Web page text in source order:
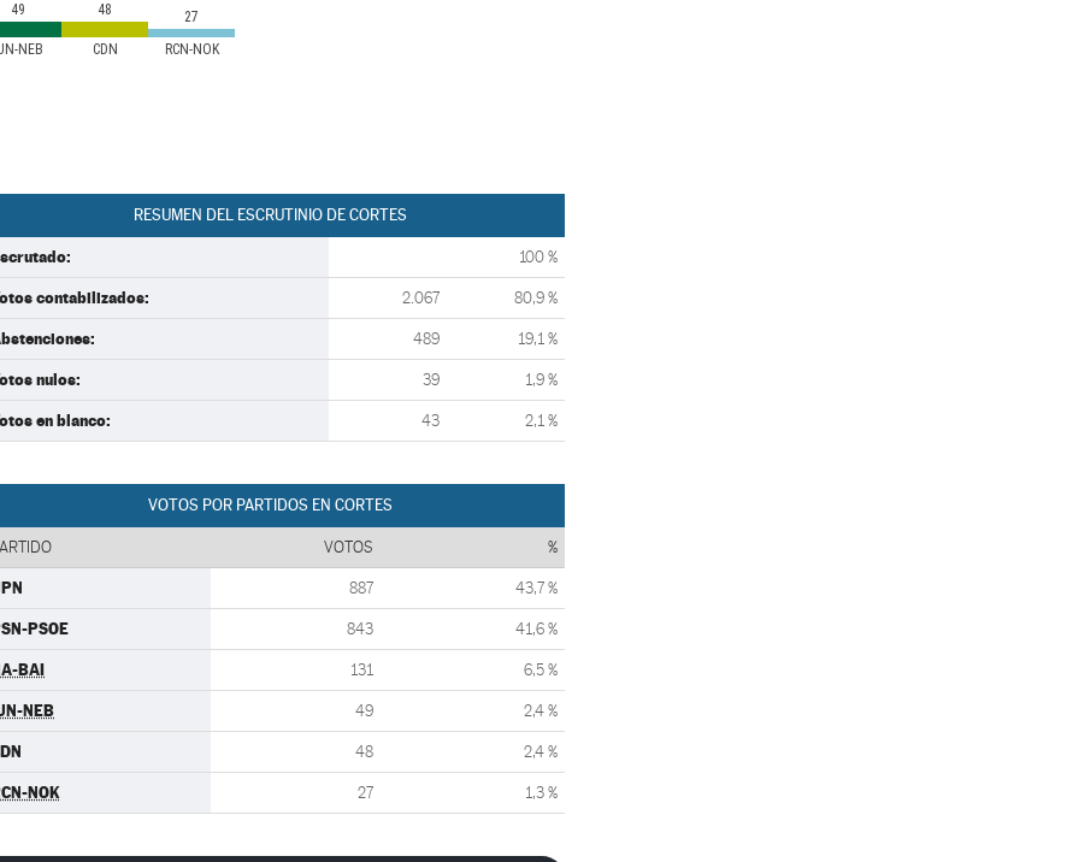
NEB CDN RCN-NOK
49
48 27
RESUMEN DEL ESCRUTINIO DE CORTES
100 %
contabilizados: 2.067 80,9 %
489 19,1 %
nulos: 39 1,9 %
en blanco: 43 2,1 %
VOTOS POR PARTIDOS EN CORTES
VOTOS %
887 43,7 %
PSOE 843 41,6 %
BAI 131 6,5 %
NEB 49 2,4 %
48 2,4 %
NOK 27 1,3 %